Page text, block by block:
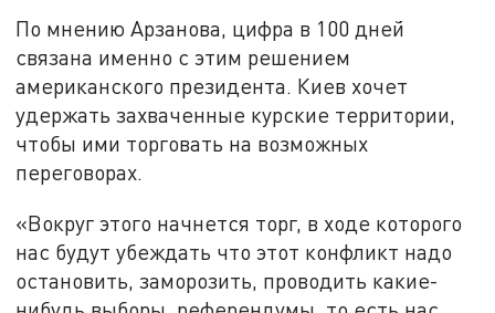
По мнению Арзанова, цифра в 100 дней
связана именно с этим решением
американского президента. Киев хочет
удержать захваченные курские территории,
чтобы ими торговать на возможных
переговорах.
«Вокруг этого начнется торг, в ходе которого
нас будут убеждать что этот конфликт надо
остановить, заморозить, проводить какие-